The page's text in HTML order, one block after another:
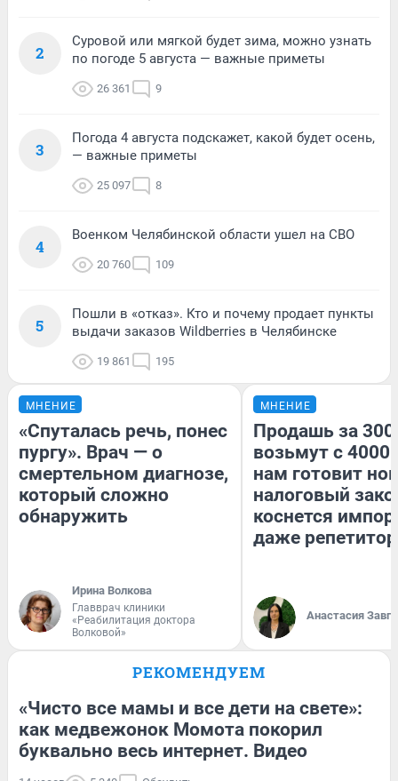
2
Суровой или мягкой будет зима, можно узнать
по погоде 5 августа — важные приметы
26 361 9
3
Погода 4 августа подскажет, какой будет осень,
— важные приметы
25 097 8
4
Военком Челябинской области ушел на СВО
20 760 109
5
Пошли в «отказ». Кто и почему продает пункты
выдачи заказов Wildberries в Челябинске
19 861 195
МНЕНИЕ
«Спуталась речь, понес
пургу». Врач — о
смертельном диагнозе,
который сложно
обнаружить
Ирина Волкова
Главврач клиники
«Реабилитация доктора
Волковой»
МНЕНИЕ
Продашь за
возьмут с
нам готовит
налоговый
коснется
даже
Анастасия
РЕКОМЕНДУЕМ
«Чисто все мамы и все дети на свете»:
как медвежонок Момота покорил
буквально весь интернет. Видео